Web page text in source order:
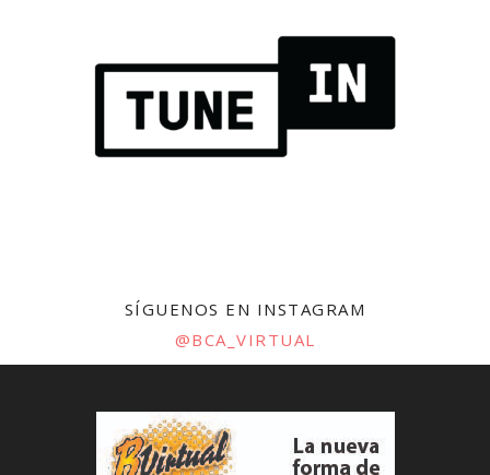
SÍGUENOS EN INSTAGRAM
@BCA_VIRTUAL